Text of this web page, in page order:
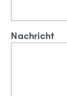
Nachricht